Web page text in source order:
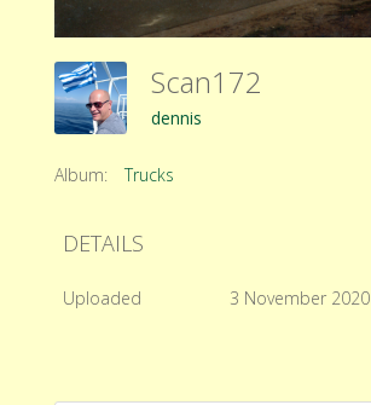
Scan172
dennis
Album: Trucks
DETAILS
Uploaded 3 November 2020